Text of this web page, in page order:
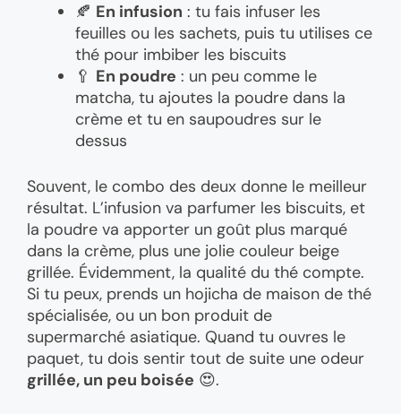
🍂 En infusion : tu fais infuser les
feuilles ou les sachets, puis tu utilises ce
thé pour imbiber les biscuits
🥄 En poudre : un peu comme le
matcha, tu ajoutes la poudre dans la
crème et tu en saupoudres sur le
dessus
Souvent, le combo des deux donne le meilleur
résultat. L’infusion va parfumer les biscuits, et
la poudre va apporter un goût plus marqué
dans la crème, plus une jolie couleur beige
grillée. Évidemment, la qualité du thé compte.
Si tu peux, prends un hojicha de maison de thé
spécialisée, ou un bon produit de
supermarché asiatique. Quand tu ouvres le
paquet, tu dois sentir tout de suite une odeur
grillée, un peu boisée 😍.